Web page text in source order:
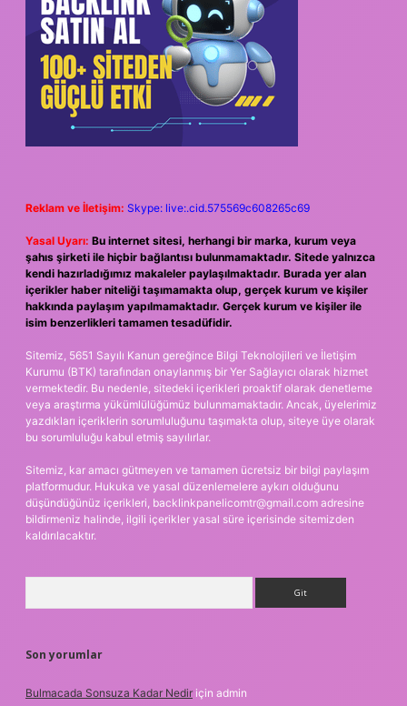
Reklam ve İletişim: Skype: live:.cid.575569c608265c69
Yasal Uyarı: Bu internet sitesi, herhangi bir marka, kurum veya
şahıs şirketi ile hiçbir bağlantısı bulunmamaktadır. Sitede yalnızca
kendi hazırladığımız makaleler paylaşılmaktadır. Burada yer alan
içerikler haber niteliği taşımamakta olup, gerçek kurum ve kişiler
hakkında paylaşım yapılmamaktadır. Gerçek kurum ve kişiler ile
isim benzerlikleri tamamen tesadüfidir.
Sitemiz, 5651 Sayılı Kanun gereğince Bilgi Teknolojileri ve İletişim
Kurumu (BTK) tarafından onaylanmış bir Yer Sağlayıcı olarak hizmet
vermektedir. Bu nedenle, sitedeki içerikleri proaktif olarak denetleme
veya araştırma yükümlülüğümüz bulunmamaktadır. Ancak, üyelerimiz
yazdıkları içeriklerin sorumluluğunu taşımakta olup, siteye üye olarak
bu sorumluluğu kabul etmiş sayılırlar.
Sitemiz, kar amacı gütmeyen ve tamamen ücretsiz bir bilgi paylaşım
platformudur. Hukuka ve yasal düzenlemelere aykırı olduğunu
düşündüğünüz içerikleri, backlinkpanelicomtr@gmail.com adresine
bildirmeniz halinde, ilgili içerikler yasal süre içerisinde sitemizden
kaldırılacaktır.
Son yorumlar
Bulmacada Sonsuza Kadar Nedir için admin